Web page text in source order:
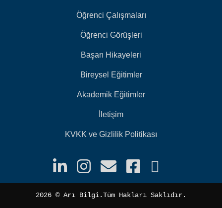
Öğrenci Çalışmaları
Öğrenci Görüşleri
Başarı Hikayeleri
Bireysel Eğitimler
Akademik Eğitimler
İletişim
KVKK ve Gizlilik Politikası
2026 ©️ Arı Bilgi.Tüm Hakları Saklıdır.